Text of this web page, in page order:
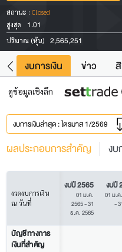
สถานะ : Closed
สูงสุด
1.01
ปริมาณ (หุ้น) 2,565,251
งบการเงิน ข่าว
ดูข้อมูลเชิงลึก
งบการเงินล่าสุด : ไตรมาส 1/2569
ผลประกอบการสำคัญ งบ
งวดงบการเงิน
ณ วันที่
งบปี 2565
01 ม.ค.
2565 - 31
ธ.ค. 2565
งบปี
01 ม.ค
-
บัญชีทางการ
เงินที่สำคัญ